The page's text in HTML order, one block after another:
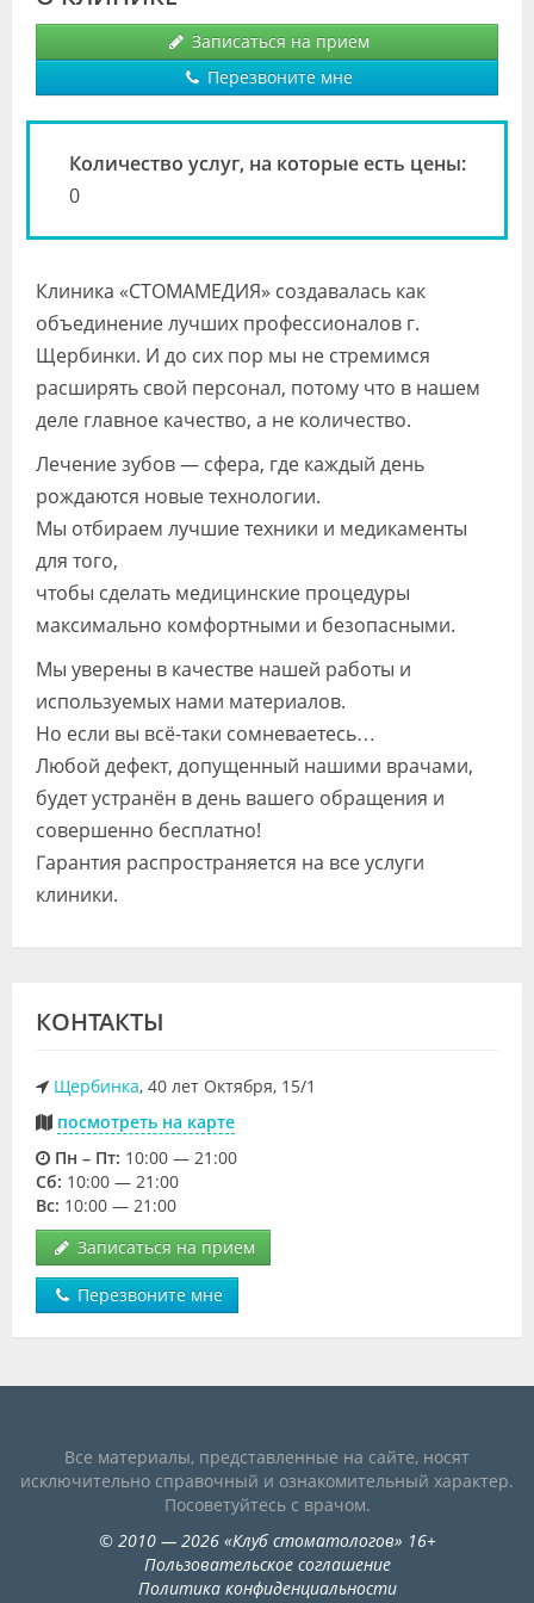
Видео
Клиники
Специалисты
Лаборатории
Записаться на прием
Перезвоните мне
Количество услуг, на которые есть цены:
0
Клиника «СТОМАМЕДИЯ» создавалась как
объединение лучших профессионалов г.
Щербинки. И до сих пор мы не стремимся
расширять свой персонал, потому что в нашем
деле главное качество, а не количество.
Лечение зубов — сфера, где каждый день
рождаются новые технологии.
Мы отбираем лучшие техники и медикаменты
для того,
чтобы сделать медицинские процедуры
максимально комфортными и безопасными.
Мы уверены в качестве нашей работы и
используемых нами материалов.
Но если вы всё-таки сомневаетесь…
Любой дефект, допущенный нашими врачами,
будет устранён в день вашего обращения и
совершенно бесплатно!
Гарантия распространяется на все услуги
клиники.
КОНТАКТЫ
Щербинка, 40 лет Октября, 15/1
посмотреть на карте
Пн – Пт: 10:00 — 21:00
Cб: 10:00 — 21:00
Вс: 10:00 — 21:00
Записаться на прием
Перезвоните мне
Все материалы, представленные на сайте, носят
исключительно справочный и ознакомительный характер.
Посоветуйтесь с врачом.
© 2010— 2026«Клуб стоматологов» 16+
Пользовательское соглашение
Политика конфиденциальности